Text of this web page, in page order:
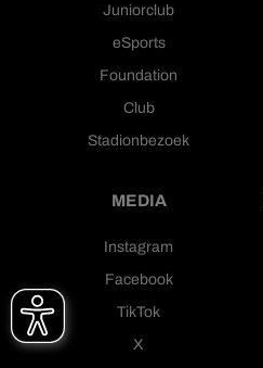
Juniorclub
eSports
Foundation
Club
Stadionbezoek
MEDIA
Instagram
Facebook
TikTok
X